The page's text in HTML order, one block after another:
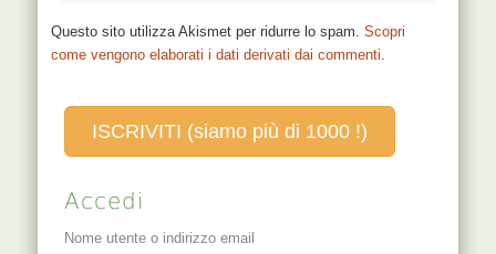
Questo sito utilizza Akismet per ridurre lo spam.Scopri
come vengono elaborati i dati derivati dai commenti
ISCRIVITI (siamo più di 1000 !)
Accedi
Nome utente o indirizzo email